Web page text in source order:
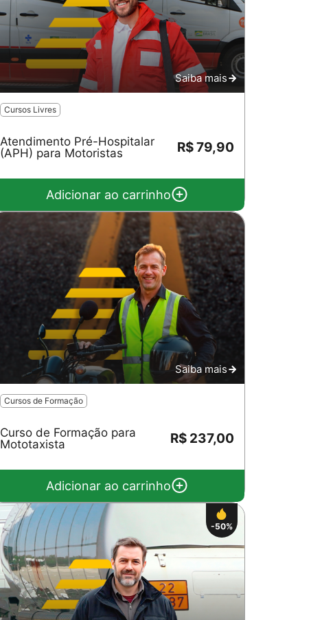
Saiba mais
Cursos Livres
Atendimento Pré-Hospitalar
(APH) para Motoristas
R$ 79,90
Adicionar ao carrinho
Saiba mais
Cursos de Formação
Curso de Formação para
Mototaxista
R$ 237,00
Adicionar ao carrinho
-50%